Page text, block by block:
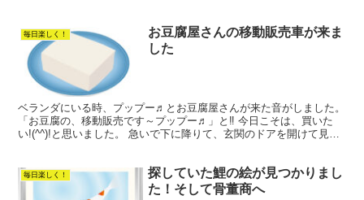
毎日楽しく！
お豆腐屋さんの移動販売車が来ま
した
ベランダにいる時、プップー♬とお豆腐屋さんが来た音がしました。
「お豆腐の、移動販売です～プップー♬」と‼ 今日こそは、買いた
い!(^^)!と思いました。 急いで下に降りて、玄関のドアを開けて見る
毎日楽しく！
探していた鯉の絵が見つかりまし
た！そして骨董商へ